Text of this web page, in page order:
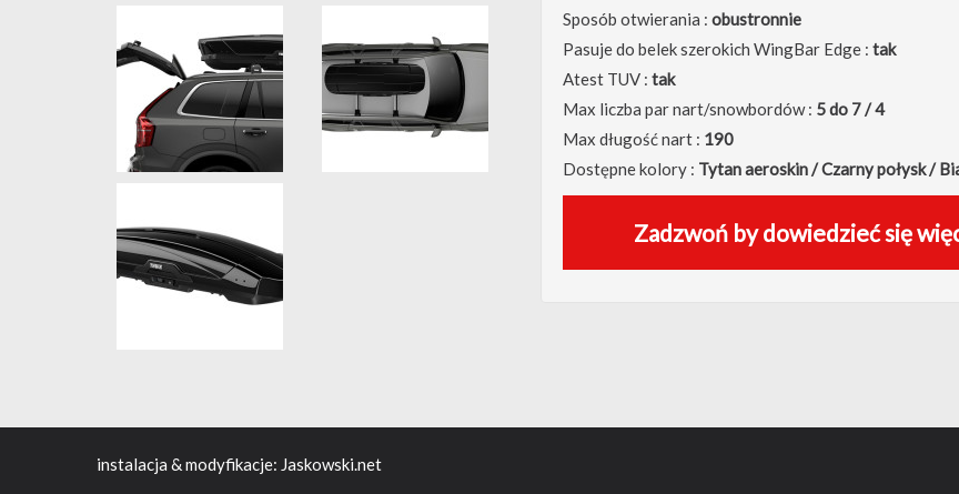
Sposób otwierania : obustronnie
Pasuje do belek szerokich WingBar Edge : tak
Atest TUV : tak
Max liczba par nart/snowbordów : 5 do 7 / 4
Max długość nart : 190
Dostępne kolory : Tytan aeroskin / Czarny połysk /
Zadzwoń by dowiedzieć się
instalacja & modyfikacje: Jaskowski.net